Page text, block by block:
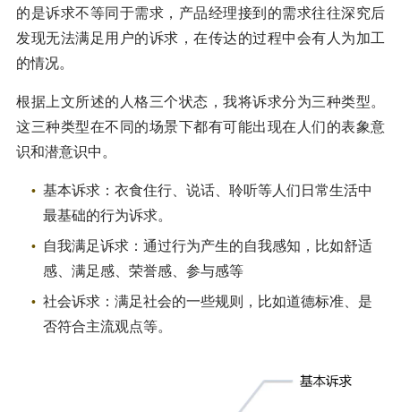
的是诉求不等同于需求，产品经理接到的需求往往深究后
发现无法满足用户的诉求，在传达的过程中会有人为加工
的情况。
根据上文所述的人格三个状态，我将诉求分为三种类型。
这三种类型在不同的场景下都有可能出现在人们的表象意
识和潜意识中。
基本诉求：衣食住行、说话、聆听等人们日常生活中
最基础的行为诉求。
自我满足诉求：通过行为产生的自我感知，比如舒适
感、满足感、荣誉感、参与感等
社会诉求：满足社会的一些规则，比如道德标准、是
否符合主流观点等。